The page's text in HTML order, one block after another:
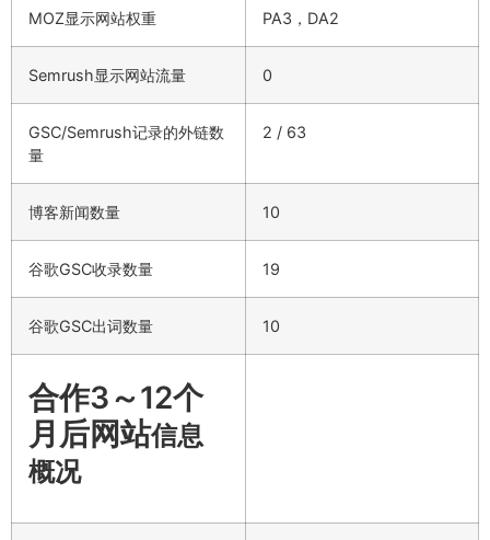
MOZ显示网站权重 PA3，DA2
Semrush显示网站流量 0
GSC/Semrush记录的外链数
量
2 / 63
博客新闻数量 10
谷歌GSC收录数量 19
谷歌GSC出词数量 10
合作3～12个
月后网站信息
概况